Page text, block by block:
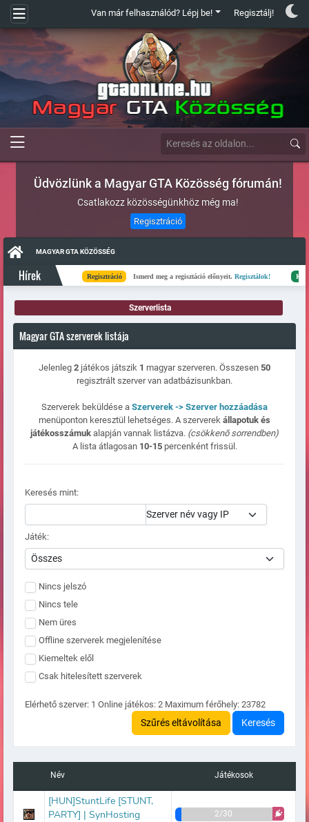
Van már felhasználód? Lépj be! Regisztálj!
Üdvözlünk a Magyar GTA Közösség fórumán!
Csatlakozz közösségünkhöz még ma!
Regisztráció
MAGYAR GTA KÖZÖSSÉG
Hírek Regisztráció Ismerd meg a regisztáció előnyeit.Regisztálok! Kész
Szerverlista
Magyar GTA szerverek listája
Jelenleg 2 játékos játszik 1 magyar szerveren. Összesen 50
regisztrált szerver van adatbázisunkban.
Szerverek beküldése a Szerverek -> Szerver hozzáadása
menüponton keresztül lehetséges. A szerverek állapotuk és
játékosszámuk alapján vannak listázva. (csökkenõ sorrendben)
A lista átlagosan 10-15percenként frissül.
Keresés mint:
Játék:
Nincs jelszó
Nincs tele
Nem üres
Offline szerverek megjelenítése
Kiemeltek elől
Csak hitelesített szerverek
Elérhető szerver: 1 Online játékos: 2 Maximum férőhely: 23782
Szűrés eltávolítása Keresés
Név Játékosok
[HUN]StuntLife [STUNT,
PARTY] | SynHosting
2/30